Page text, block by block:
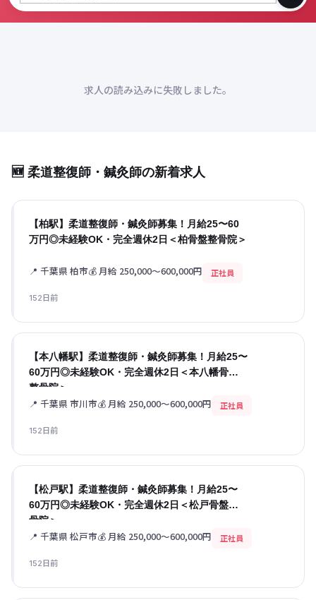
求人の読み込みに失敗しました。
🆕 柔道整復師・鍼灸師の新着求人
【柏駅】柔道整復師・鍼灸師募集！月給25〜60
万円◎未経験OK・完全週休2日＜柏骨盤整骨院＞
📍 千葉県 柏市💰 月給 250,000〜600,000円 正社員
152日前
【本八幡駅】柔道整復師・鍼灸師募集！月給25〜
60万円◎未経験OK・完全週休2日＜本八幡骨盤
整骨院＞
📍 千葉県 市川市💰 月給 250,000〜600,000円 正社員
152日前
【松戸駅】柔道整復師・鍼灸師募集！月給25〜
60万円◎未経験OK・完全週休2日＜松戸骨盤整
骨院＞
📍 千葉県 松戸市💰 月給 250,000〜600,000円 正社員
152日前